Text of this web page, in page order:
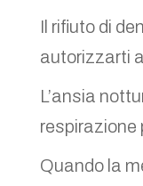
Il rifiuto di
autorizzarti
L’ansia
respirazione
Quando la